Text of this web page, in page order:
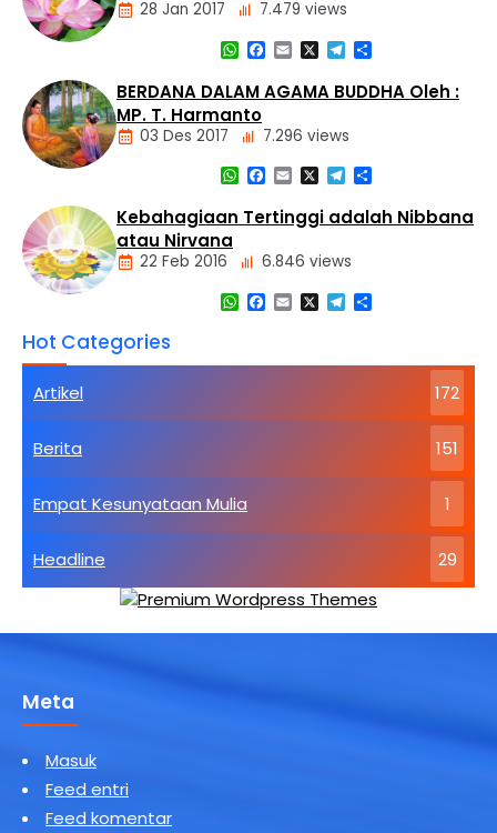
Buddha
Hukum
dan
Tumimbal-
lahir
Meditasi
28 Jan 2017 7.479 views
WhatsApp
Facebook
Email
X Telegram
Share
BERDANA DALAM AGAMA BUDDHA Oleh :
MP. T. Harmanto
03 Des 2017 7.296 views
WhatsApp
Facebook
Email
X Telegram
Share
Dasar
Agama
Buddha
Kebahagiaan
Kebahagiaan Tertinggi adalah Nibbana
atau Nirvana
22 Feb 2016 6.846 views
WhatsApp
Facebook
Email
X Telegram
Share
Hot Categories
Artikel 172
Berita 151
Empat Kesunyataan Mulia 1
Headline 29
Meta
Masuk
Feed entri
Feed komentar